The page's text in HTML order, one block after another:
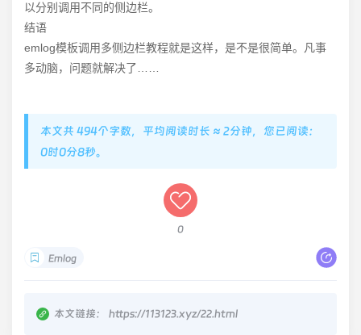
以分别调用不同的侧边栏。
结语
emlog模板调用多侧边栏教程就是这样，是不是很简单。凡事
多动脑，问题就解决了……
本文共 494个字数，平均阅读时长 ≈ 2分钟，您已阅读：
0时0分8秒。
0
Emlog
本文链接： https://113123.xyz/22.html